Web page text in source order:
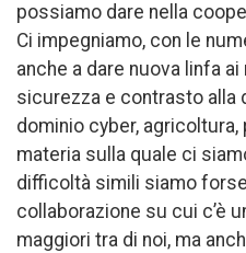
possiamo dare nella
Ci impegniamo, con le
anche a dare nuova linfa
sicurezza e contrasto alla
dominio cyber,
materia sulla quale ci
difficoltà simili siamo
collaborazione su cui c’è
maggiori tra di noi, ma